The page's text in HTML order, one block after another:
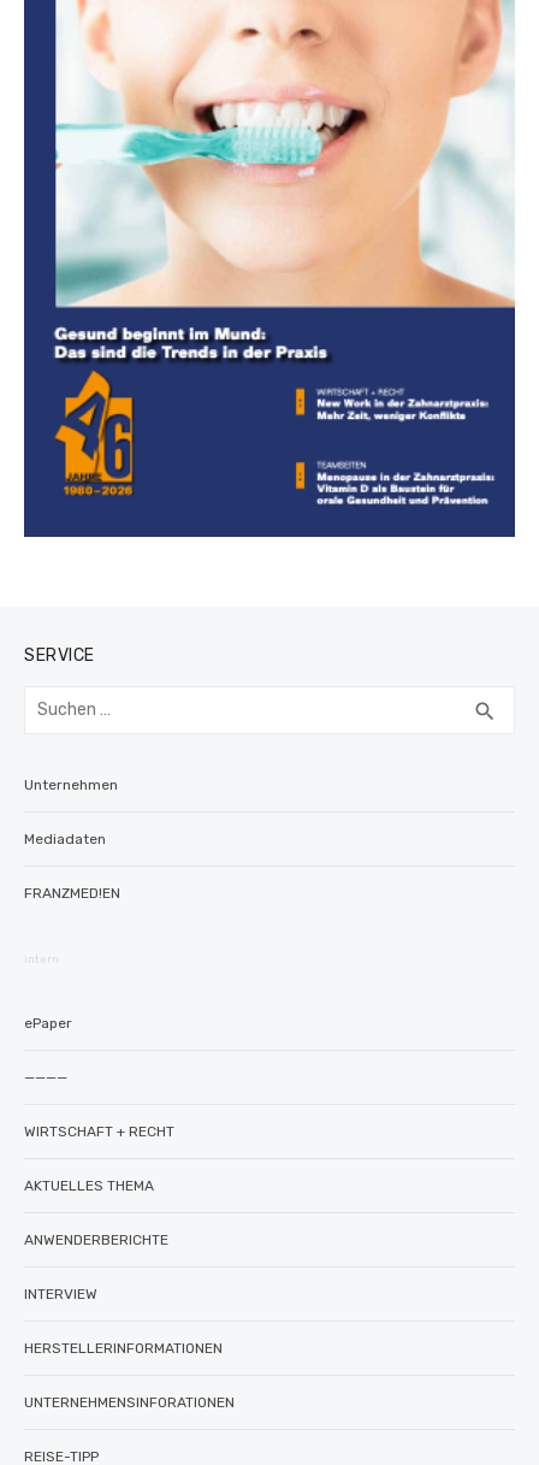
SERVICE
Suchen
search
Unternehmen
Mediadaten
FRANZMED!EN
intern
ePaper
————
WIRTSCHAFT + RECHT
AKTUELLES THEMA
ANWENDERBERICHTE
INTERVIEW
HERSTELLERINFORMATIONEN
UNTERNEHMENSINFORATIONEN
REISE-TIPP